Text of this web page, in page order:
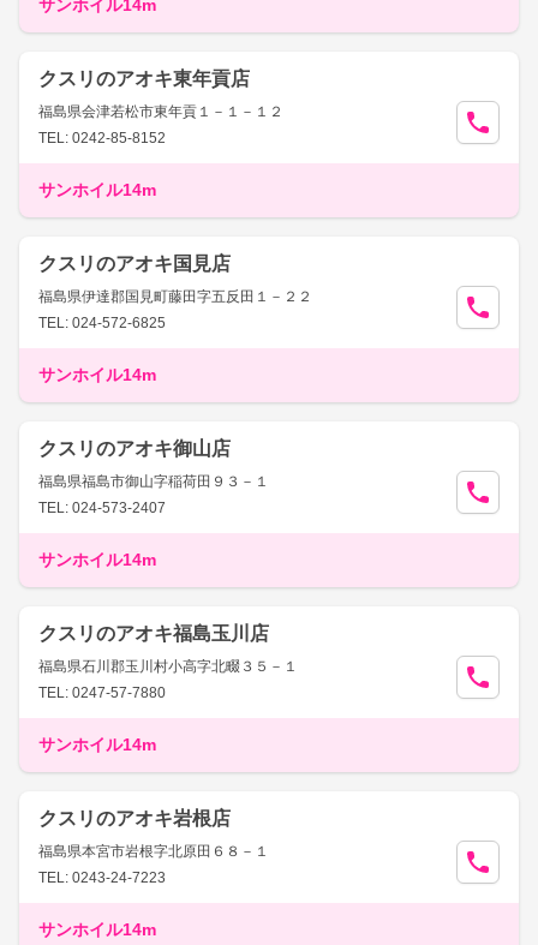
サンホイル14m
クスリのアオキ東年貢店
福島県会津若松市東年貢１－１－１２
TEL: 0242-85-8152
サンホイル14m
クスリのアオキ国見店
福島県伊達郡国見町藤田字五反田１－２２
TEL: 024-572-6825
サンホイル14m
クスリのアオキ御山店
福島県福島市御山字稲荷田９３－１
TEL: 024-573-2407
サンホイル14m
クスリのアオキ福島玉川店
福島県石川郡玉川村小高字北畷３５－１
TEL: 0247-57-7880
サンホイル14m
クスリのアオキ岩根店
福島県本宮市岩根字北原田６８－１
TEL: 0243-24-7223
サンホイル14m